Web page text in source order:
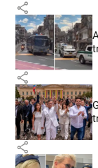
share
share
share